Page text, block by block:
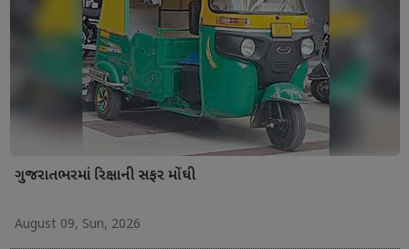
ગુજરાતભરમાં રિક્ષાની સફર મોંઘી
August 09, Sun, 2026